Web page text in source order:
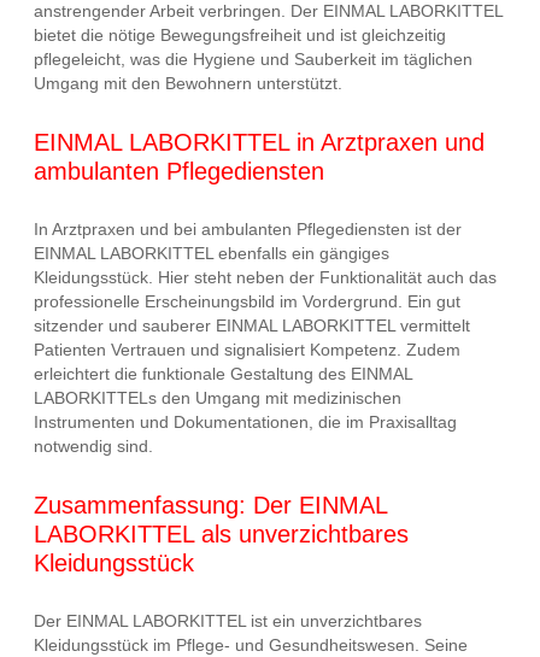
anstrengender Arbeit verbringen. Der EINMAL LABORKITTEL
bietet die nötige Bewegungsfreiheit und ist gleichzeitig
pflegeleicht, was die Hygiene und Sauberkeit im täglichen
Umgang mit den Bewohnern unterstützt.
EINMAL LABORKITTEL in Arztpraxen und
ambulanten Pflegediensten
In Arztpraxen und bei ambulanten Pflegediensten ist der
EINMAL LABORKITTEL ebenfalls ein gängiges
Kleidungsstück. Hier steht neben der Funktionalität auch das
professionelle Erscheinungsbild im Vordergrund. Ein gut
sitzender und sauberer EINMAL LABORKITTEL vermittelt
Patienten Vertrauen und signalisiert Kompetenz. Zudem
erleichtert die funktionale Gestaltung des EINMAL
LABORKITTELs den Umgang mit medizinischen
Instrumenten und Dokumentationen, die im Praxisalltag
notwendig sind.
Zusammenfassung: Der EINMAL
LABORKITTEL als unverzichtbares
Kleidungsstück
Der EINMAL LABORKITTEL ist ein unverzichtbares
Kleidungsstück im Pflege- und Gesundheitswesen. Seine